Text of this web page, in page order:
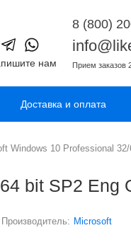
нам
8 (800)
Прием заказов
Доставка и оплата
Windows 10 Professional
bit SP2 Eng
Производитель: Microsoft